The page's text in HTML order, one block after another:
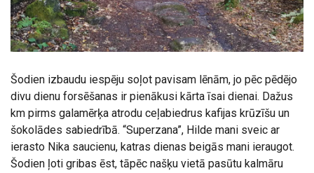
Šodien izbaudu iespēju soļot pavisam lēnām, jo pēc pēdējo
divu dienu forsēšanas ir pienākusi kārta īsai dienai. Dažus
km pirms galamērķa atrodu ceļabiedrus kafijas krūzīšu un
šokolādes sabiedrībā. “Superzana”, Hilde mani sveic ar
ierasto Nika saucienu, katras dienas beigās mani ieraugot.
Šodien ļoti gribas ēst, tāpēc našķu vietā pasūtu kalmāru